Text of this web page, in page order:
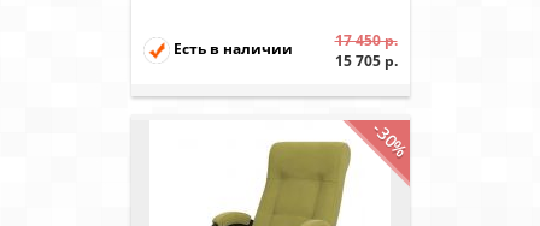
Есть в наличии
17 450 р.
15 705 р.
-30%